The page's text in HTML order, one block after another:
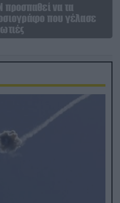
προσπαθεί να τα
που γέλασε